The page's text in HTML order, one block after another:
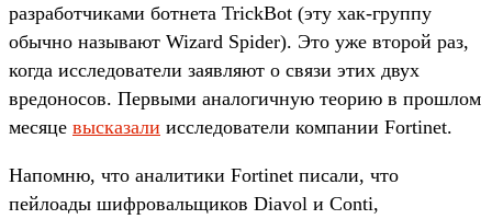
разработчиками ботнета TrickBot (эту хак-группу
обычно называют Wizard Spider). Это уже второй раз,
когда исследователи заявляют о связи этих двух
вредоносов. Первыми аналогичную теорию в прошлом
месяце высказали исследователи компании Fortinet.
Напомню, что аналитики Fortinet писали, что
пейлоады шифровальщиков Diavol и Conti,